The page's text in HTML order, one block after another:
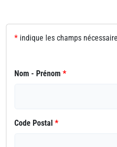
* indique les champs
Nom - Prénom *
Code Postal *